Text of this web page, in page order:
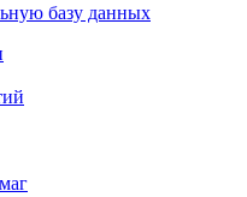
базу данных